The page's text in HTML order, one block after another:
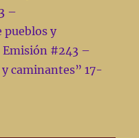
–
pueblos y
#243 –
y caminantes” 17-